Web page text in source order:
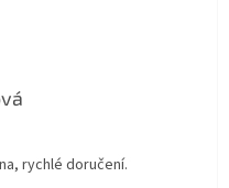
z 5 hvězdiček.
rychlé doručení.